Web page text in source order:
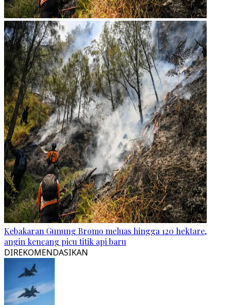
Kebakaran Gunung Bromo meluas hingga 120 hektare,
angin kencang picu titik api baru
DIREKOMENDASIKAN